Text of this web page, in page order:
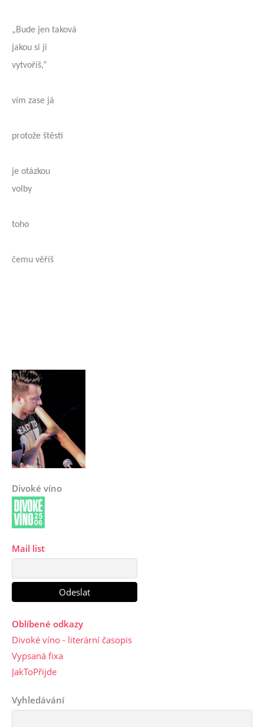
„Bude jen taková
jakou si ji
vytvoříš,“
vím zase já
protože štěstí
je otázkou
volby
toho
čemu věříš
Divoké víno
Mail list
Oblíbené odkazy
Divoké víno - literární časopis
Vypsaná fixa
JakToPřijde
Vyhledávání